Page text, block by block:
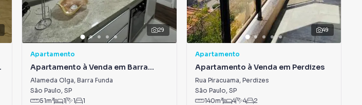
29
Apartamento
Apartamento à Venda em Barra
Funda
Alameda Olga, Barra Funda
São Paulo, SP
51m² 1 1 1
49
Apartamento
Apartamento à Venda em Perdizes
Rua Piracuama, Perdizes
São Paulo, SP
140m² 4 4 2